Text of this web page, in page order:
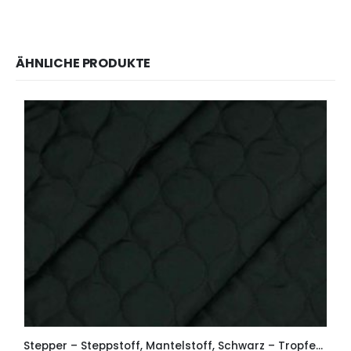
ÄHNLICHE PRODUKTE
Stepper – Steppstoff, Mantelstoff, Schwarz – Tropfenform